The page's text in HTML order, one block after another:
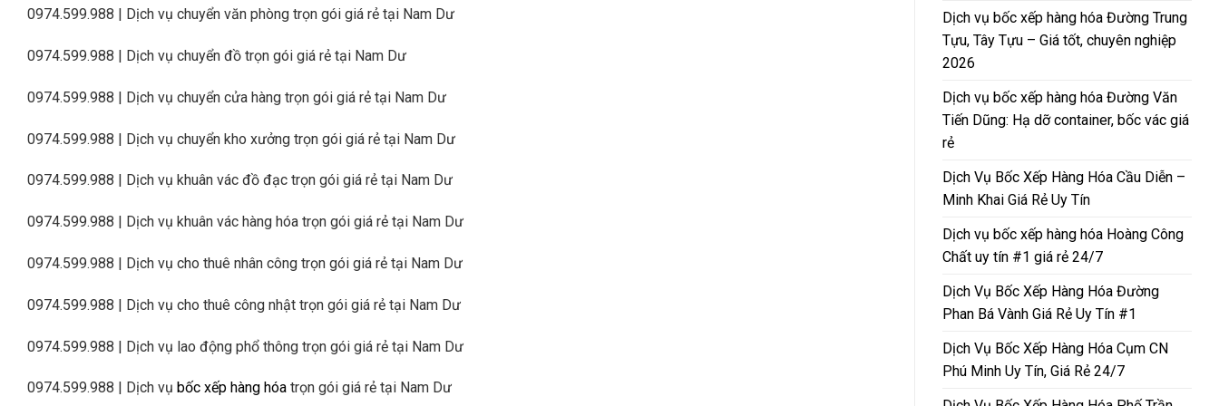
0974.599.988 | Dịch vụ chuyển văn phòng trọn gói giá rẻ tại Nam Dư
0974.599.988 | Dịch vụ chuyển đồ trọn gói giá rẻ tại Nam Dư
0974.599.988 | Dịch vụ chuyển cửa hàng trọn gói giá rẻ tại Nam Dư
0974.599.988 | Dịch vụ chuyển kho xưởng trọn gói giá rẻ tại Nam Dư
0974.599.988 | Dịch vụ khuân vác đồ đạc trọn gói giá rẻ tại Nam Dư
0974.599.988 | Dịch vụ khuân vác hàng hóa trọn gói giá rẻ tại Nam Dư
0974.599.988 | Dịch vụ cho thuê nhân công trọn gói giá rẻ tại Nam Dư
0974.599.988 | Dịch vụ cho thuê công nhật trọn gói giá rẻ tại Nam Dư
0974.599.988 | Dịch vụ lao động phổ thông trọn gói giá rẻ tại Nam Dư
0974.599.988 | Dịch vụ bốc xếp hàng hóa trọn gói giá rẻ tại Nam Dư
Dịch vụ bốc xếp hàng hóa Đường Trung
Tựu, Tây Tựu – Giá tốt, chuyên nghiệp
2026
Dịch vụ bốc xếp hàng hóa Đường Văn
Tiến Dũng: Hạ dỡ container, bốc vác giá
rẻ
Dịch Vụ Bốc Xếp Hàng Hóa Cầu Diễn –
Minh Khai Giá Rẻ Uy Tín
Dịch vụ bốc xếp hàng hóa Hoàng Công
Chất uy tín #1 giá rẻ 24/7
Dịch Vụ Bốc Xếp Hàng Hóa Đường
Phan Bá Vành Giá Rẻ Uy Tín #1
Dịch Vụ Bốc Xếp Hàng Hóa Cụm CN
Phú Minh Uy Tín, Giá Rẻ 24/7